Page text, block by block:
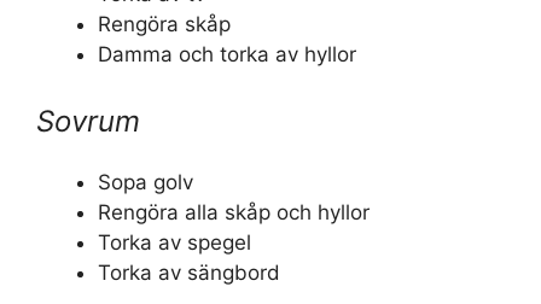
Rengöra skåp
Damma och torka av hyllor
Sovrum
Sopa golv
Rengöra alla skåp och hyllor
Torka av spegel
Torka av sängbord